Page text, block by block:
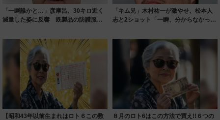
「一瞬誰かと…」彦摩呂、30キロ近く
減量した姿に反響 既製品の防護服が
「キム兄」木村祐一が激やせ、松本人
志と2ショット「一瞬、分からなかった
【昭和43年以前生まれはロト６この数
８月のロト6はこの方法で買え!!６つの